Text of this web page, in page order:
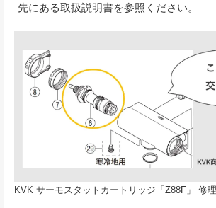
先にある取扱説明書を参照ください。
KVK サーモスタットカートリッジ「Z88F」 修